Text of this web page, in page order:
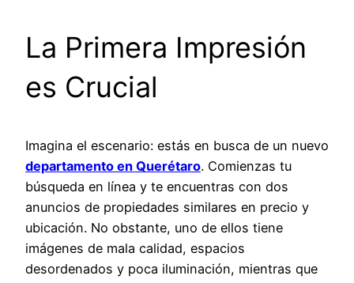
La Primera Impresión
es Crucial
Imagina el escenario: estás en busca de un nuevo
departamento en Querétaro. Comienzas tu
búsqueda en línea y te encuentras con dos
anuncios de propiedades similares en precio y
ubicación. No obstante, uno de ellos tiene
imágenes de mala calidad, espacios
desordenados y poca iluminación, mientras que